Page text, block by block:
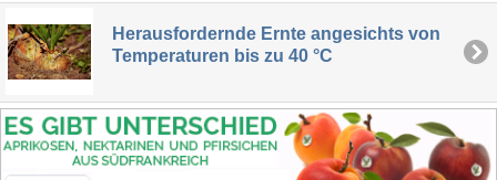
Herausfordernde Ernte angesichts von
Temperaturen bis zu 40 °C